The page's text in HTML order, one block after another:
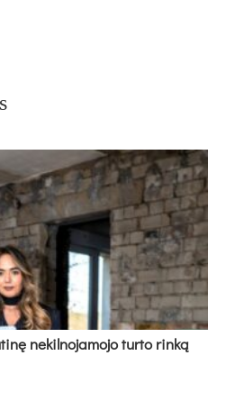
nekilnojamojo turto rinką